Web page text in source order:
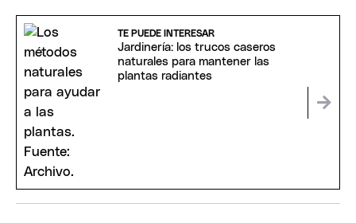
TE PUEDE INTERESAR
Jardinería: los trucos caseros
naturales para mantener las
plantas radiantes